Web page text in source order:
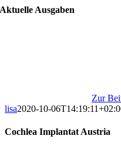
Aktuelle Ausgaben
Zur
lisa2020-10-
Cochlea Implantat Austria